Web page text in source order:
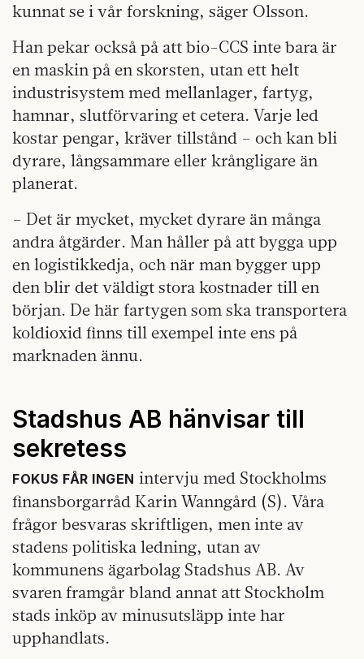
kunnat se i vår forskning, säger Olsson.
Han pekar också på att bio-CCS inte bara är
en maskin på en skorsten, utan ett helt
industrisystem med mellanlager, fartyg,
hamnar, slutförvaring et cetera. Varje led
kostar pengar, kräver tillstånd – och kan bli
dyrare, långsammare eller krångligare än
planerat.
– Det är mycket, mycket dyrare än många
andra åtgärder. Man håller på att bygga upp
en logistikkedja, och när man bygger upp
den blir det väldigt stora kostnader till en
början. De här fartygen som ska transportera
koldioxid finns till exempel inte ens på
marknaden ännu.
Stadshus AB hänvisar till
sekretess
FOKUS FÅR INGEN intervju med Stockholms
finansborgarråd Karin Wanngård (S). Våra
frågor besvaras skriftligen, men inte av
stadens politiska ledning, utan av
kommunens ägarbolag Stadshus AB. Av
svaren framgår bland annat att Stockholm
stads inköp av minusutsläpp inte har
upphandlats.